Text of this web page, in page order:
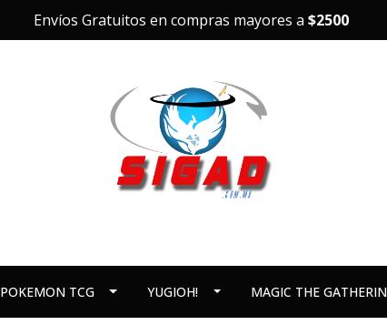
Envíos Gratuitos en compras mayores a $2500
POKEMON TCG YUGIOH! MAGIC THE